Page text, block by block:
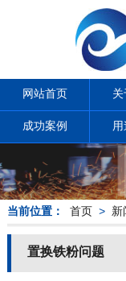
网站首页 关
成功案例 用
当前位置： 首页 > 新
置换铁粉问题